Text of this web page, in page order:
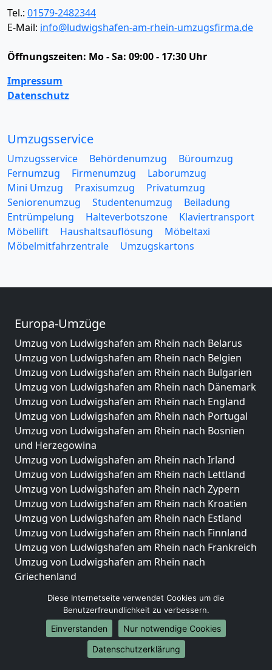
Tel.: 01579-2482344
E-Mail: info@ludwigshafen-am-rhein-umzugsfirma.de
Öffnungszeiten: Mo - Sa: 09:00 - 17:30 Uhr
Impressum
Datenschutz
Umzugsservice
Umzugsservice Behördenumzug
Büroumzug
Fernumzug
Firmenumzug
Laborumzug
Mini Umzug
Praxisumzug
Privatumzug
Seniorenumzug
Studentenumzug
Beiladung
Entrümpelung
Halteverbotszone
Klaviertransport
Möbellift
Haushaltsauflösung
Möbeltaxi
Möbelmitfahrzentrale
Umzugskartons
Europa-Umzüge
Umzug von Ludwigshafen am Rhein nach Belarus
Umzug von Ludwigshafen am Rhein nach Belgien
Umzug von Ludwigshafen am Rhein nach Bulgarien
Umzug von Ludwigshafen am Rhein nach Dänemark
Umzug von Ludwigshafen am Rhein nach England
Umzug von Ludwigshafen am Rhein nach Portugal
Umzug von Ludwigshafen am Rhein nach Bosnien
und Herzegowina
Umzug von Ludwigshafen am Rhein nach Irland
Umzug von Ludwigshafen am Rhein nach Lettland
Umzug von Ludwigshafen am Rhein nach Zypern
Umzug von Ludwigshafen am Rhein nach Kroatien
Umzug von Ludwigshafen am Rhein nach Estland
Umzug von Ludwigshafen am Rhein nach Finnland
Umzug von Ludwigshafen am Rhein nach Frankreich
Umzug von Ludwigshafen am Rhein nach
Griechenland
Umzug von Ludwigshafen am Rhein nach
Liechtenstein
Umzug von Ludwigshafen am Rhein nach
Diese Internetseite verwendet Cookies um die
Benutzerfreundlichkeit zu verbessern.
Einverstanden
Nur notwendige Cookies
Datenschutzerklärung